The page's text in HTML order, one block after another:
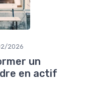
2026
un
en actif